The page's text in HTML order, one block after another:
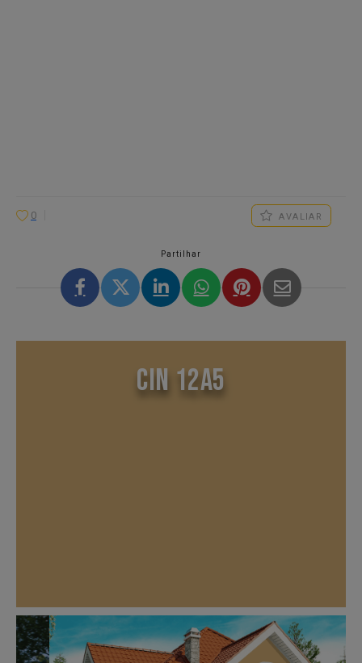
0 AVALIAR
Partilhar
CIN 12A5